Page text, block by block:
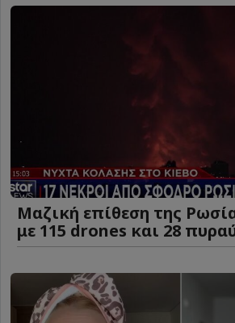
Μαζική επίθεση της
με 115 drones και 28